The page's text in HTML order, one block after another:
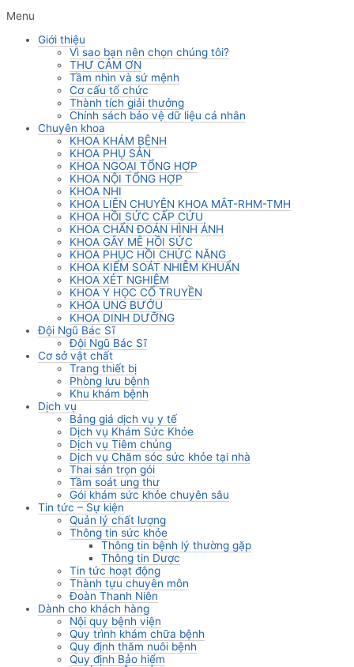
Menu
Giới thiệu
Vì sao bạn nên chọn chúng tôi?
THƯ CẢM ƠN
Tầm nhìn và sứ mệnh
Cơ cấu tổ chức
Thành tích giải thưởng
Chính sách bảo vệ dữ liệu cá nhân
Chuyên khoa
KHOA KHÁM BỆNH
KHOA PHỤ SẢN
KHOA NGOẠI TỔNG HỢP
KHOA NỘI TỔNG HỢP
KHOA NHI
KHOA LIÊN CHUYÊN KHOA MẮT-RHM-TMH
KHOA HỒI SỨC CẤP CỨU
KHOA CHẨN ĐOÁN HÌNH ẢNH
KHOA GÂY MÊ HỒI SỨC
KHOA PHỤC HỒI CHỨC NĂNG
KHOA KIỂM SOÁT NHIỄM KHUẨN
KHOA XÉT NGHIỆM
KHOA Y HỌC CỔ TRUYỀN
KHOA UNG BƯỚU
KHOA DINH DƯỠNG
Đội Ngũ Bác Sĩ
Đội Ngũ Bác Sĩ
Cơ sở vật chất
Trang thiết bị
Phòng lưu bệnh
Khu khám bệnh
Dịch vụ
Bảng giá dịch vụ y tế
Dịch vụ Khám Sức Khỏe
Dịch vụ Tiêm chủng
Dịch vụ Chăm sóc sức khỏe tại nhà
Thai sản trọn gói
Tầm soát ung thư
Gói khám sức khỏe chuyên sâu
Tin tức – Sự kiện
Quản lý chất lượng
Thông tin sức khỏe
Thông tin bệnh lý thường gặp
Thông tin Dược
Tin tức hoạt động
Thành tựu chuyên môn
Đoàn Thanh Niên
Dành cho khách hàng
Nội quy bệnh viện
Quy trình khám chữa bệnh
Quy định thăm nuôi bệnh
Quy định Bảo hiểm